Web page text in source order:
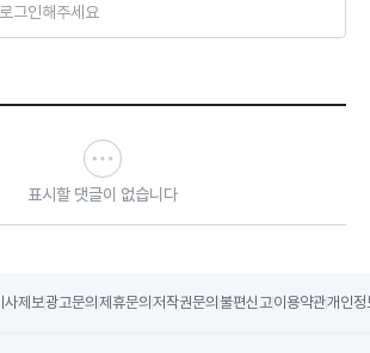
그인해주세요
표시할 댓글이 없습니다
사제보광고문의 제휴문의 저작권문의 불편신고이용약관개인정